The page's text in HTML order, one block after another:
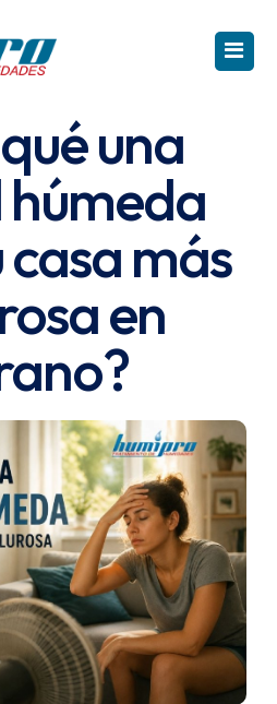
HR
Humipro 2.001
Humipro 2.002
Humedades
una
más
en